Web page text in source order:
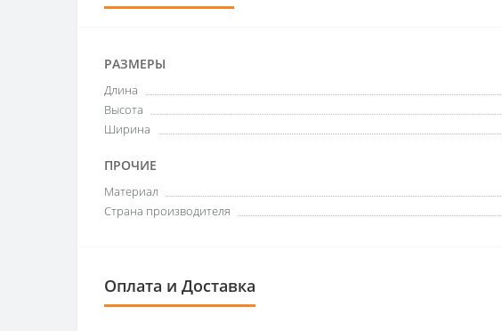
РАЗМЕРЫ
Длина
Высота
Ширина
ПРОЧИЕ
Материал
Страна производителя
Оплата и Доставка